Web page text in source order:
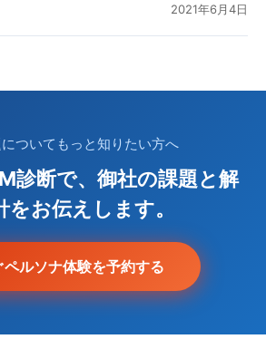
2021年6月4日
ついてもっと知りたい方へ
診断で、御社の課題と解
をお伝えします。
ペルソナ体験を予約する